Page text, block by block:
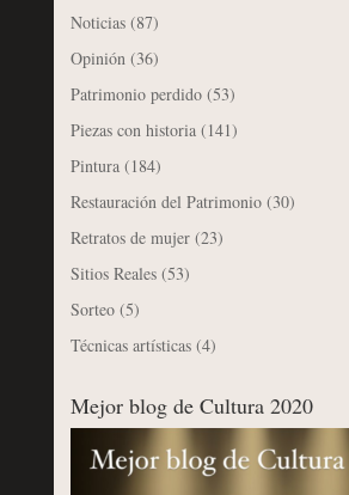
Noticias(87)
Opinión(36)
Patrimonio perdido(53)
Piezas con historia(141)
Pintura(184)
Restauración del Patrimonio(30)
Retratos de mujer(23)
Sitios Reales(53)
Sorteo(5)
Técnicas artísticas(4)
Mejor blog de Cultura 2020